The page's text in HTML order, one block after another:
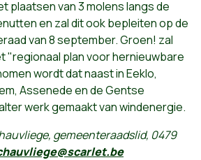
plaatsen van 3 molens langs de
en zal dit ook bepleiten op de
van 8 september. Groen! zal
"regionaal plan voor hernieuwbare
wordt dat naast in Eeklo,
Assenede en de Gentse
werk gemaakt van windenergie.
gemeenteraadslid, 0479